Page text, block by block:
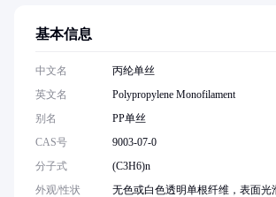
基本信息
中文名
丙纶单丝
英文名
Polypropylene Monofilament
别名
PP单丝
CAS号
9003-07-0
分子式
(C3H6)n
外观/性状
无色或白色透明单根纤维，表面光